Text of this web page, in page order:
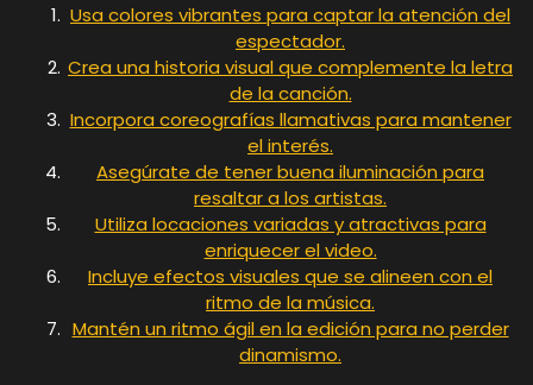
Usa colores vibrantes para captar la atención del
espectador.
Crea una historia visual que complemente la letra
de la canción.
Incorpora coreografías llamativas para mantener
el interés.
Asegúrate de tener buena iluminación para
resaltar a los artistas.
Utiliza locaciones variadas y atractivas para
enriquecer el video.
Incluye efectos visuales que se alineen con el
ritmo de la música.
Mantén un ritmo ágil en la edición para no perder
dinamismo.